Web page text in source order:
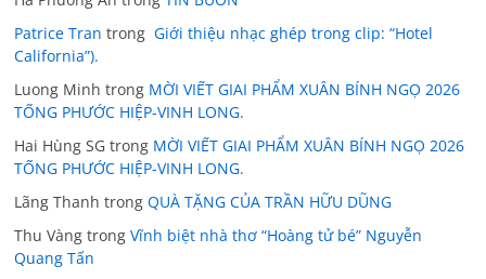
Patrice Tran trong Giới thiệu nhạc ghép trong clip: “Hotel
California”).
Luong Minh trong MỜI VIẾT GIAI PHẨM XUÂN BÍNH NGỌ 2026
TỐNG PHƯỚC HIỆP-VINH LONG.
Hai Hùng SG trong MỜI VIẾT GIAI PHẨM XUÂN BÍNH NGỌ 2026
TỐNG PHƯỚC HIỆP-VINH LONG.
Lãng Thanh trongQUÀ TẶNG CỦA TRẦN HỮU DŨNG
Thu Vàng trongVĩnh biệt nhà thơ “Hoàng tử bé” Nguyễn
Quang Tấn